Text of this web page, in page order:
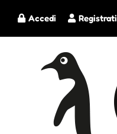
Registrati
Accedi